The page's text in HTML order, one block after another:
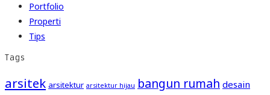
Portfolio
Properti
Tips
Tags
arsitek arsitektur arsitektur hijau bangun rumah desain